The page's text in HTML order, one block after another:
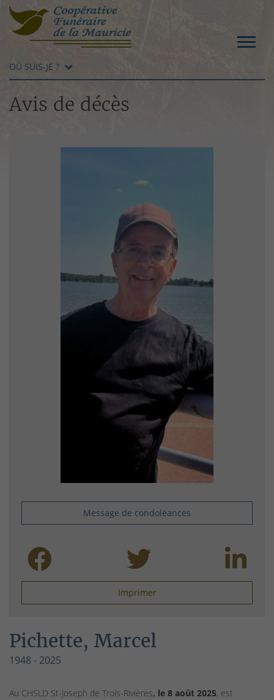
OÙ SUIS-JE ?
Avis de décès
Message de condoléances
Imprimer
Pichette, Marcel
1948 - 2025
Au CHSLD St-Joseph de Trois-Rivières, le 8 août 2025, est